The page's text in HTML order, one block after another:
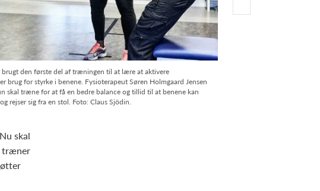
brugt den første del af træningen til at lære at aktivere
brug for styrke i benene. Fysioterapeut Søren Holmgaard Jensen
skal træne for at få en bedre balance og tillid til at benene kan
rejser sig fra en stol. Foto: Claus Sjödin.
skal
træner